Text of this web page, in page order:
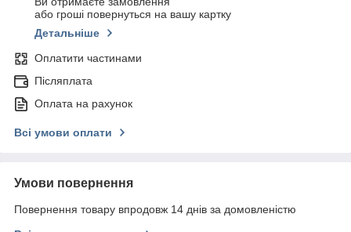
або гроші повернуться на вашу картку
Детальніше
Оплатити частинами
Післяплата
Оплата на рахунок
Всі умови оплати
Умови повернення
Повернення товару впродовж 14 днів за домовленістю